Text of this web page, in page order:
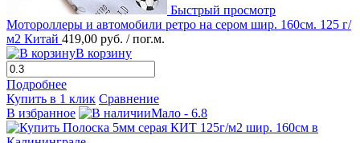
Быстрый просмотр
Мотороллеры и автомобили ретро на сером шир. 160см. 125 г/
м2 Китай 419,00 руб. / пог.м.
В корзину
Подробнее
Купить в 1 клик Сравнение
В избранное
Мало - 6.8